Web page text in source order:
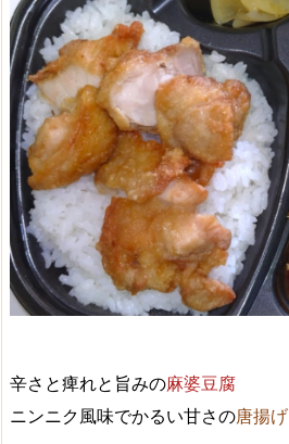
辛さと痺れと旨みの麻婆豆腐
ニンニク風味でかるい甘さの唐揚げ